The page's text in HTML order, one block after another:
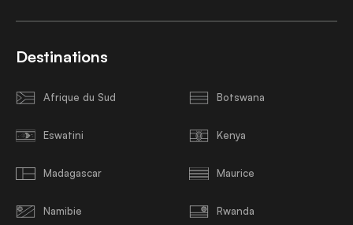
Destinations
Afrique du Sud Botswana
Eswatini Kenya
Madagascar Maurice
Namibie Rwanda